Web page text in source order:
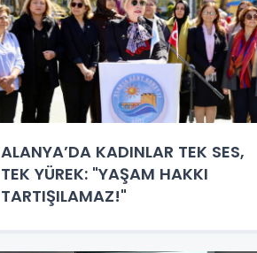
ALANYA’DA KADINLAR TEK SES,
TEK YÜREK: "YAŞAM HAKKI
TARTIŞILAMAZ!"